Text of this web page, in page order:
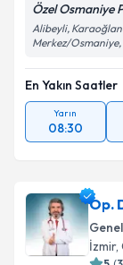
Özel Osmaniye
Alibeyli,
Merkez/Osmaniye,
En Yakın Saatler
Yarın
08:30
Op.
İzmir,